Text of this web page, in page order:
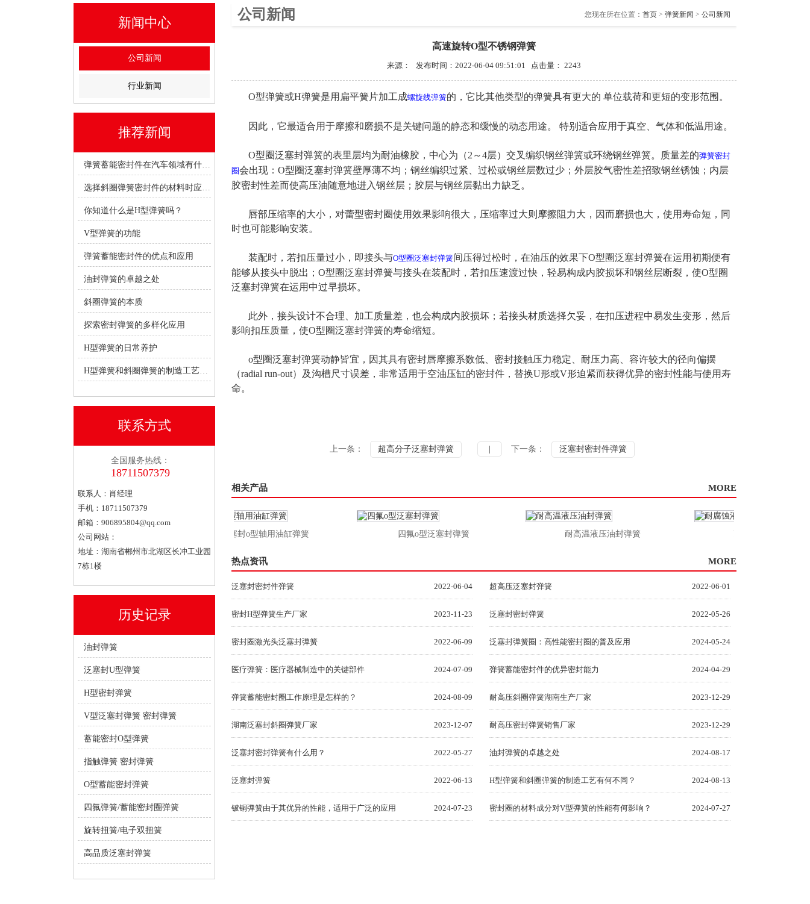
新闻中心
公司新闻
行业新闻
推荐新闻
弹簧蓄能密封件在汽车领域有什么优势？
选择斜圈弹簧密封件的材料时应考虑哪些因素？
你知道什么是H型弹簧吗？
V型弹簧的功能
弹簧蓄能密封件的优点和应用
油封弹簧的卓越之处
斜圈弹簧的本质
探索密封弹簧的多样化应用
H型弹簧的日常养护
H型弹簧和斜圈弹簧的制造工艺有何不同？
联系方式
全国服务热线：
18711507379
联系人：肖经理
手机：18711507379
邮箱： 906895804@qq.com
公司网站：
地址：湖南省郴州市北湖区长冲工业园
7栋1楼
历史记录
油封弹簧
泛塞封U型弹簧
H型密封弹簧
V型泛塞封弹簧 密封弹簧
蓄能密封O型弹簧
指触弹簧 密封弹簧
O型蓄能密封弹簧
四氟弹簧/蓄能密封圈弹簧
旋转扭簧/电子双扭簧
高品质泛塞封弹簧
公司新闻 您现在所在位置： 首页 > 弹簧新闻 > 公司新闻
高速旋转O型不锈钢弹簧
来源： 发布时间：2022-06-04 09:51:01 点击量： 2243
O型弹簧或H弹簧是用扁平簧片加工成螺旋线弹簧的，它比其他类型的弹簧具有更大的 单位载荷和更短的变形范围。
因此，它最适合用于摩擦和磨损不是关键问题的静态和缓慢的动态用途。 特别适合应用于真空、气体和低温用途。
O型圈泛塞封弹簧的表里层均为耐油橡胶，中心为（2～4层）交叉编织钢丝弹簧或环绕钢丝弹簧。质量差的弹簧密封
圈会出现：O型圈泛塞封弹簧壁厚薄不均；钢丝编织过紧、过松或钢丝层数过少；外层胶气密性差招致钢丝锈蚀；内层
胶密封性差而使高压油随意地进入钢丝层；胶层与钢丝层黏出力缺乏。
唇部压缩率的大小，对蕾型密封圈使用效果影响很大，压缩率过大则摩擦阻力大，因而磨损也大，使用寿命短，同
时也可能影响安装。
装配时，若扣压量过小，即接头与O型圈泛塞封弹簧间压得过松时，在油压的效果下O型圈泛塞封弹簧在运用初期便有
能够从接头中脱出；O型圈泛塞封弹簧与接头在装配时，若扣压速渡过快，轻易构成内胶损坏和钢丝层断裂，使O型圈
泛塞封弹簧在运用中过早损坏。
此外，接头设计不合理、加工质量差，也会构成内胶损坏；若接头材质选择欠妥，在扣压进程中易发生变形，然后
影响扣压质量，使O型圈泛塞封弹簧的寿命缩短。
o型圈泛塞封弹簧动静皆宜，因其具有密封唇摩擦系数低、密封接触压力稳定、耐压力高、容许较大的径向偏摆
（radial run-out）及沟槽尺寸误差，非常适用于空油压缸的密封件，替换U形或V形迫紧而获得优异的密封性能与使用寿
命。
上一条： 超高分子泛塞封弹簧 下一条： 泛塞封密封件弹簧
相关产品 MORE
油封v型弹簧泛塞封 泛塞封o型轴用油缸弹簧 四氟o型泛塞封弹簧 耐高温液压油封弹簧
热点资讯 MORE
泛塞封密封件弹簧 2022-06-04 超高压泛塞封弹簧 2022-06-01
密封H型弹簧生产厂家 2023-11-23 泛塞封密封弹簧 2022-05-26
密封圈激光头泛塞封弹簧 2022-06-09 泛塞封弹簧圈：高性能密封圈的普及应用 2024-05-24
医疗弹簧：医疗器械制造中的关键部件 2024-07-09 弹簧蓄能密封件的优异密封能力 2024-04-29
弹簧蓄能密封圈工作原理是怎样的？ 2024-08-09 耐高压斜圈弹簧湖南生产厂家 2023-12-29
湖南泛塞封斜圈弹簧厂家 2023-12-07 耐高压密封弹簧销售厂家 2023-12-29
泛塞封密封弹簧有什么用？ 2022-05-27 油封弹簧的卓越之处 2024-08-17
泛塞封弹簧 2022-06-13 H型弹簧和斜圈弹簧的制造工艺有何不同？ 2024-08-13
铍铜弹簧由于其优异的性能，适用于广泛的应用 2024-07-23 密封圈的材料成分对V型弹簧的性能有何影响？ 2024-07-27